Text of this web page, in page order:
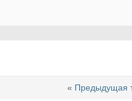
« Предыдущая